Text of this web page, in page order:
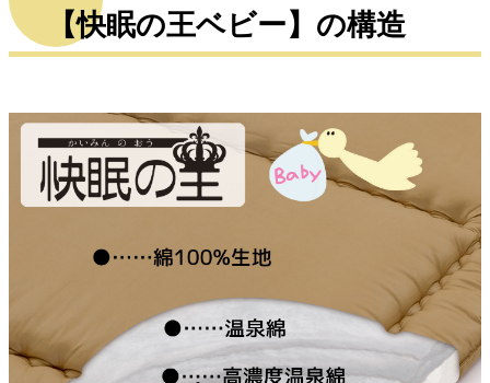
【快眠の王ベビー】の構造